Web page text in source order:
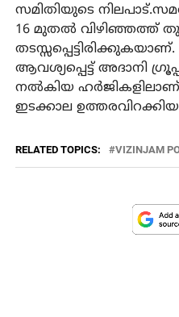
സമിതിയുടെ
16 മുതല്‍ വിഴിഞ്ഞത്ത്
ആവശ്യപ്പെട്ട് അദാനി
നല്‍കിയ
ഇടക്കാല
RELATED TOPICS: VIZINJAM